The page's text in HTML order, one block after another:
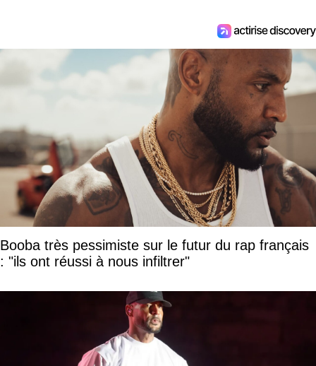
Booba très pessimiste sur le futur du rap français
: "ils ont réussi à nous infiltrer"